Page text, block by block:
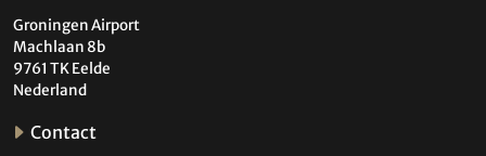
Groningen Airport
Machlaan 8b
9761 TK Eelde
Nederland
Contact